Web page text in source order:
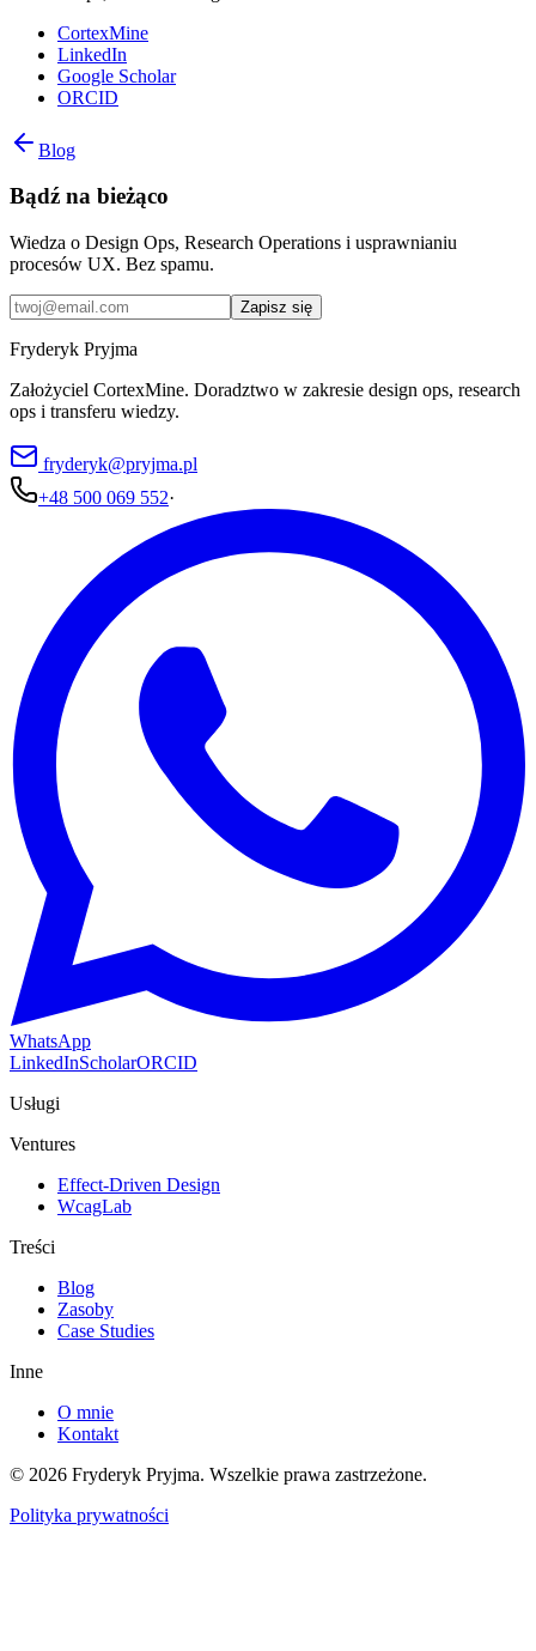
CortexMine
LinkedIn
Google Scholar
ORCID
Blog
Bądź na bieżąco
Wiedza o Design Ops, Research Operations i usprawnianiu
procesów UX. Bez spamu.
Zapisz się
Fryderyk Pryjma
Założyciel CortexMine. Doradztwo w zakresie design ops, research
ops i transferu wiedzy.
fryderyk@pryjma.pl
+48 500 069 552·
WhatsApp
LinkedInScholarORCID
Usługi
Ventures
Effect-Driven Design
WcagLab
Treści
Blog
Zasoby
Case Studies
Inne
O mnie
Kontakt
© 2026 Fryderyk Pryjma. Wszelkie prawa zastrzeżone.
Polityka prywatności